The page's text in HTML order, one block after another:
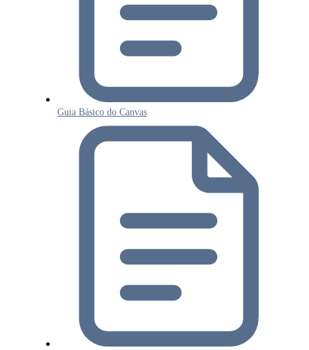
Guia Básico do Canvas